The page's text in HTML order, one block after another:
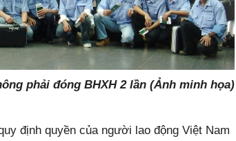
phải đóng BHXH 2 lần (Ảnh minh họa)
định quyền của người lao động Việt Nam